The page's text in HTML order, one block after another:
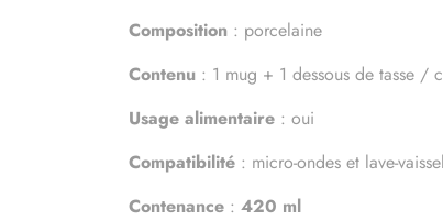
Composition : porcelaine
Contenu : 1 mug + 1 dessous de tasse /
Usage alimentaire : oui
Compatibilité : micro-ondes et lave-
Contenance : 420 ml